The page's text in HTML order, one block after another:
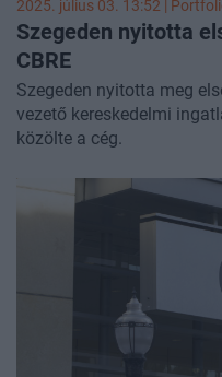
2025. július 03. 13:52 |
Szegeden nyitotta
CBRE
Szegeden nyitotta meg
vezető kereskedelmi
közölte a cég.